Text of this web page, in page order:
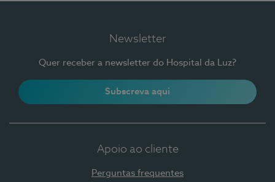
Newsletter
Quer receber a newsletter do Hospital da Luz?
Subscreva aqui
Apoio ao cliente
Perguntas frequentes